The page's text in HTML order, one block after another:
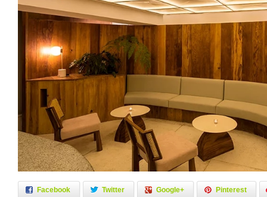
Facebook Twitter Google+ Pinterest